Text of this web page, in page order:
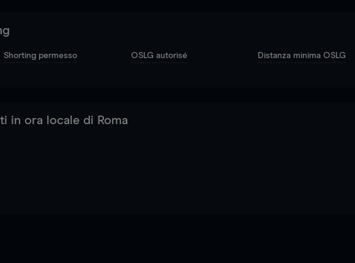
Shorting permesso OSLG autorisé Distanza minima OSLG
in ora locale di Roma